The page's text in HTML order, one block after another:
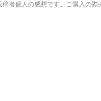
者個人の感想です。ご購入の際